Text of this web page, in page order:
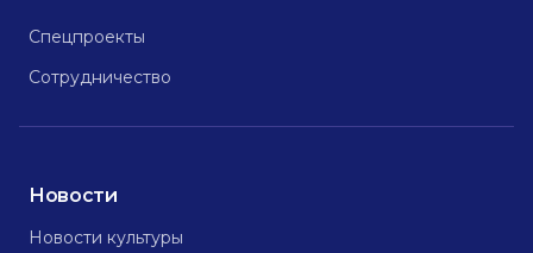
Спецпроекты
Сотрудничество
Новости
Новости культуры